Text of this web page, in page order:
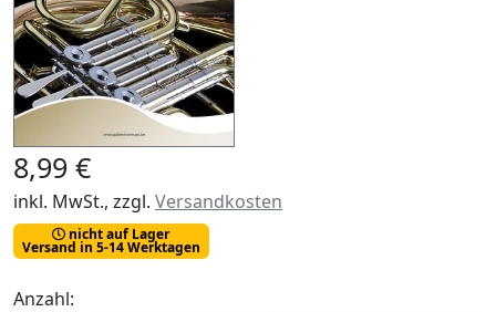
8,99 €
inkl. MwSt., zzgl. Versandkosten
nicht auf Lager
Versand in 5-14 Werktagen
Anzahl: